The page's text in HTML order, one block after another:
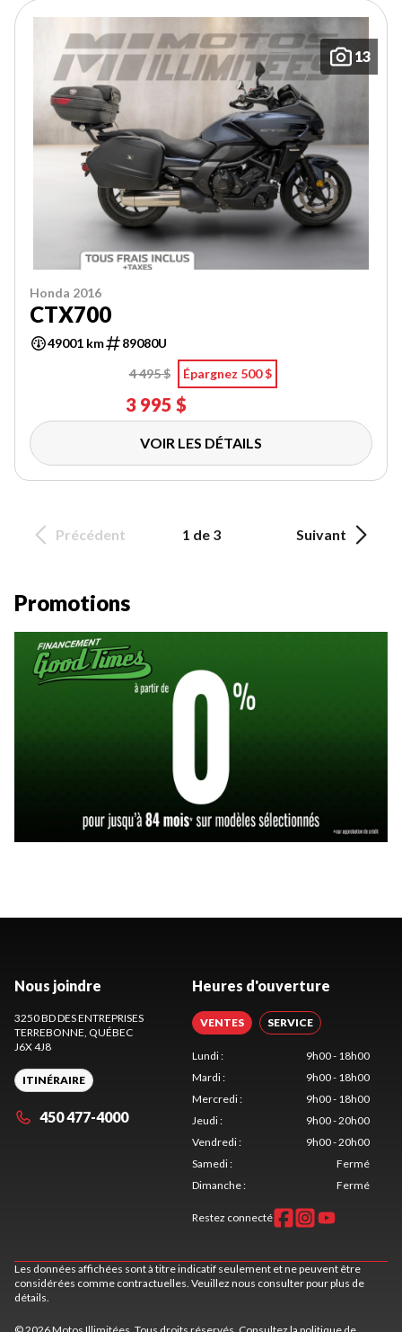
13
Honda 2016
CTX700
49001 km
89080U
4 495 $
Épargnez 500 $
3 995 $
VOIR LES DÉTAILS
Précédent 1 de 3 Suivant
Promotions
Nous joindre
3250 BD DES ENTREPRISES
TERREBONNE , QUÉBEC
J6X 4J8
ITINÉRAIRE
450 477-4000
Heures d'ouverture
VENTES SERVICE
Lundi:
9h00 - 18h00
Mardi:
9h00 - 18h00
Mercredi:
9h00 - 18h00
Jeudi:
9h00 - 20h00
Vendredi:
9h00 - 20h00
Samedi:
Fermé
Dimanche: Fermé
Restez connecté
Les données affichées sont à titre indicatif seulement et ne peuvent être
considérées comme contractuelles. Veuillez nous consulter pour plus de
détails.